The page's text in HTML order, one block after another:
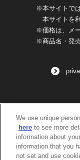
※本サイトで
本サイトを
※価格は、メ
※商品名・発
We use unique
here to see more
information about
information that you
not set and use